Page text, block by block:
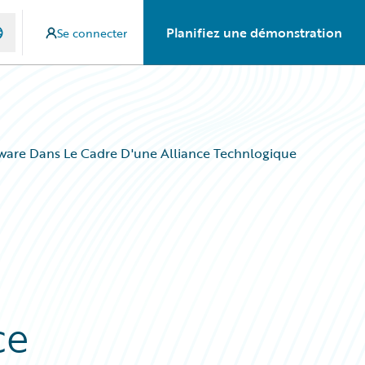
Se connecter Planifiez une démonstration
Dans Le Cadre D'une Alliance Technlogique